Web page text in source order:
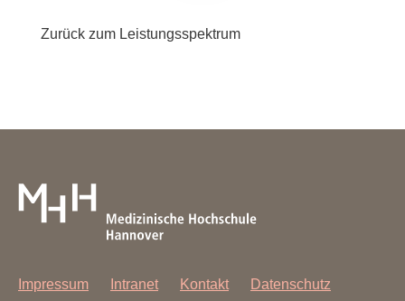
Zurück zum Leistungsspektrum
Impressum Intranet Kontakt
Datenschutz